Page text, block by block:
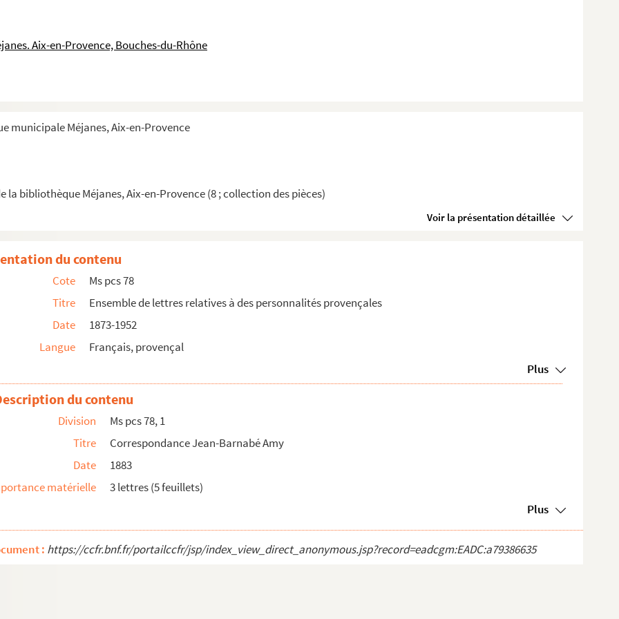
Aix-en-Provence, Bouches-du-Rhône
municipale Méjanes, Aix-en-Provence
la bibliothèque Méjanes, Aix-en-Provence (8 ; collection des pièces)
Voir la présentation détaillée
inconnu
en parlement de Provence
de Molières, à Tourtour, pour laquelle la ...
aixois, principalement le Cercle Saint-Mit...
à Aix-en-Provence
du contenu
Cote
Ms pcs 78
Titre
Ensemble de lettres relatives à des personnalités provençales
Date
1873-1952
Langue
Français, provençal
Plus
du contenu
Division
Ms pcs 78, 1
Titre
Correspondance Jean-Barnabé Amy
Date
1883
matérielle
3 lettres (5 feuillets)
Plus
: https://ccfr.bnf.fr/portailccfr/jsp/index_view_direct_anonymous.jsp?record=eadcgm:EADC:a79386635